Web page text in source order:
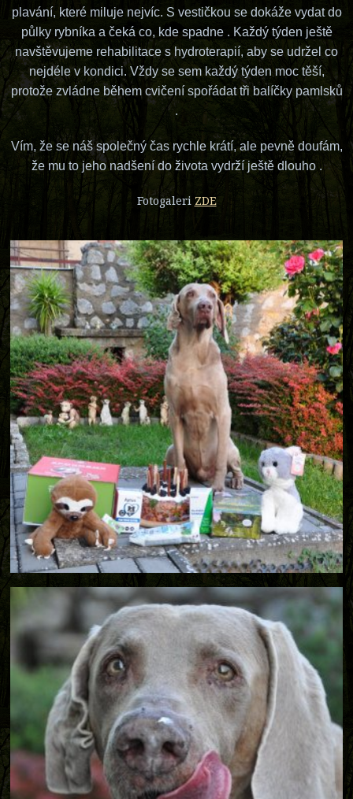
plavání, které miluje nejvíc. S vestičkou se dokáže vydat do
půlky rybníka a čeká co, kde spadne . Každý týden ještě
navštěvujeme rehabilitace s hydroterapií, aby se udržel co
nejdéle v kondici. Vždy se sem každý týden moc těší,
protože zvládne během cvičení spořádat tři balíčky pamlsků
.
Vím, že se náš společný čas rychle krátí, ale pevně doufám,
že mu to jeho nadšení do života vydrží ještě dlouho .
Fotogaleri ZDE